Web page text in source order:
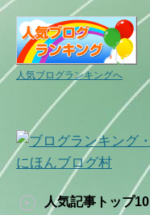
人気ブログランキングへ
にほんブログ村
人気記事トップ10